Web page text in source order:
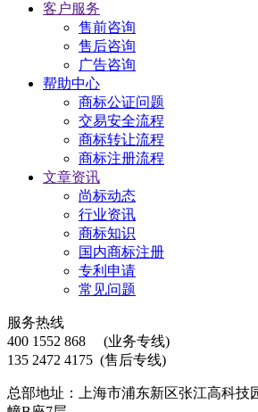
客户服务
售前咨询
售后咨询
广告咨询
帮助中心
商标公证问题
交易安全流程
商标转让流程
商标注册流程
文章资讯
尚标动态
行业资讯
商标知识
国内商标注册
专利申请
常见问题
服务热线
400 1552 868
(业务专线)
135 2472 4175 (售后专线)
总部地址：上海市浦东新区张江高科技